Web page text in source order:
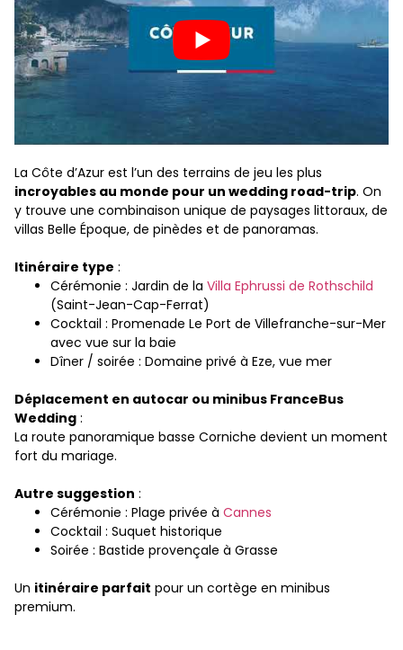
La Côte d’Azur est l’un des terrains de jeu les plus
incroyables au monde pour un wedding road-trip. On
y trouve une combinaison unique de paysages littoraux, de
villas Belle Époque, de pinèdes et de panoramas.
Itinéraire type :
Cérémonie : Jardin de la Villa Ephrussi de Rothschild
(Saint-Jean-Cap-Ferrat)
Cocktail : Promenade Le Port de Villefranche-sur-Mer
avec vue sur la baie
Dîner / soirée : Domaine privé à Eze, vue mer
Déplacement en autocar ou minibus FranceBus
Wedding :
La route panoramique basse Corniche devient un moment
fort du mariage.
Autre suggestion :
Cérémonie : Plage privée à Cannes
Cocktail : Suquet historique
Soirée : Bastide provençale à Grasse
Un itinéraire parfait pour un cortège en minibus
premium.